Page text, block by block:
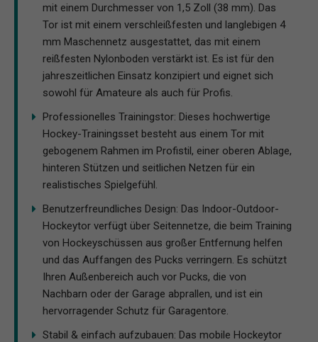
mit einem Durchmesser von 1,5 Zoll (38 mm). Das
Tor ist mit einem verschleißfesten und langlebigen 4
mm Maschennetz ausgestattet, das mit einem
reißfesten Nylonboden verstärkt ist. Es ist für den
jahreszeitlichen Einsatz konzipiert und eignet sich
sowohl für Amateure als auch für Profis.
Professionelles Trainingstor: Dieses hochwertige
Hockey-Trainingsset besteht aus einem Tor mit
gebogenem Rahmen im Profistil, einer oberen Ablage,
hinteren Stützen und seitlichen Netzen für ein
realistisches Spielgefühl.
Benutzerfreundliches Design: Das Indoor-Outdoor-
Hockeytor verfügt über Seitennetze, die beim Training
von Hockeyschüssen aus großer Entfernung helfen
und das Auffangen des Pucks verringern. Es schützt
Ihren Außenbereich auch vor Pucks, die von
Nachbarn oder der Garage abprallen, und ist ein
hervorragender Schutz für Garagentore.
Stabil & einfach aufzubauen: Das mobile Hockeytor